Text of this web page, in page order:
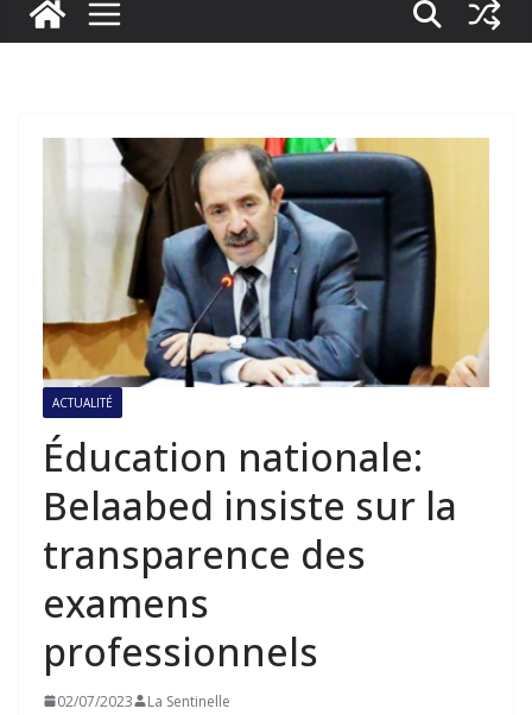
ACTUALITÉ
Éducation nationale:
Belaabed insiste sur la
transparence des
examens
professionnels
02/07/2023 La Sentinelle